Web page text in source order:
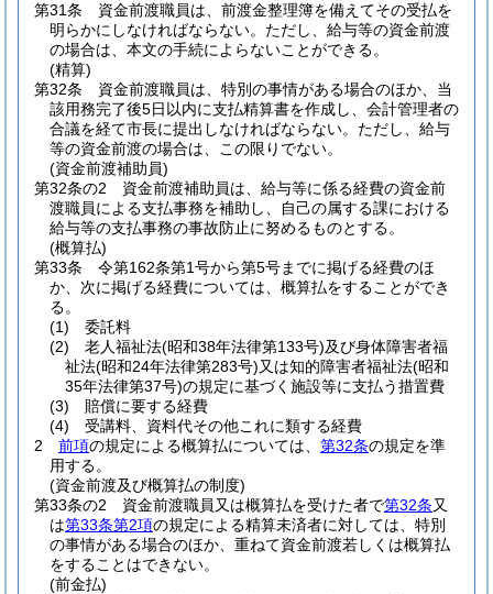
第31条
資金前渡職員は、前渡金整理簿を備えてその受払を
明らかにしなければならない。 ただし、給与等の資金前渡
の場合は、本文の手続によらないことができる。
(精算)
第32条
資金前渡職員は、特別の事情がある場合のほか、当
該用務完了後5日以内に支払精算書を作成し、会計管理者の
合議を経て市長に提出しなければならない。 ただし、給与
等の資金前渡の場合は、この限りでない。
(資金前渡補助員)
第32条の2
資金前渡補助員は、給与等に係る経費の資金前
渡職員による支払事務を補助し、自己の属する課における
給与等の支払事務の事故防止に努めるものとする。
(概算払)
第33条
令第162条第1号から第5号までに掲げる経費のほ
か、次に掲げる経費については、概算払をすることができ
る。
(1)
委託料
(2)
老人福祉法(昭和38年法律第133号)及び身体障害者福
祉法(昭和24年法律第283号)又は知的障害者福祉法(昭和
35年法律第37号)の規定に基づく施設等に支払う措置費
(3)
賠償に要する経費
(4)
受講料、資料代その他これに類する経費
2
前項の規定による概算払については、 第32条の規定を準
用する。
(資金前渡及び概算払の制度)
第33条の2
資金前渡職員又は概算払を受けた者で第32条又
は第33条第2項の規定による精算未済者に対しては、特別
の事情がある場合のほか、重ねて資金前渡若しくは概算払
をすることはできない。
(前金払)